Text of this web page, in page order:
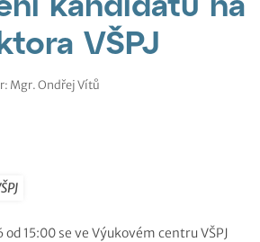
VŠPJ
Mgr. Ondřej Vítů
15:00 se ve Výukovém centru VŠPJ